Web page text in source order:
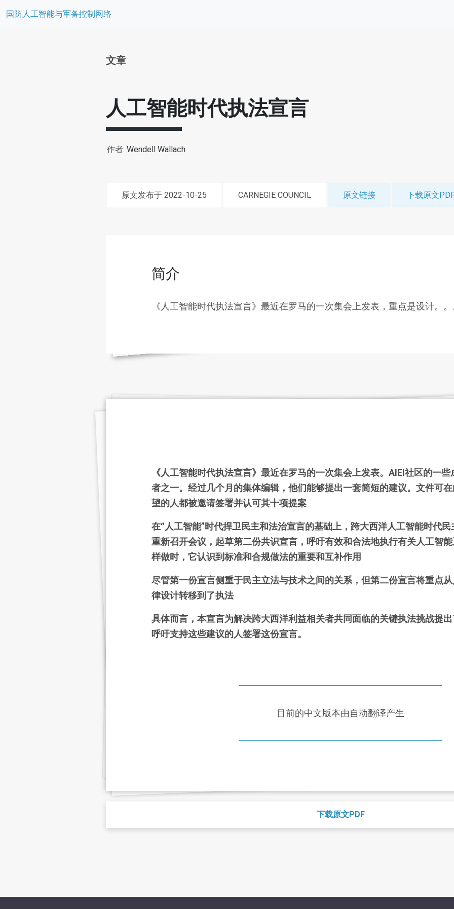
国防人工智能与军备控制网络
文章
人工智能时代执法宣言
作者: Wendell Wallach
原文发布于 2022-10-25 CARNEGIE COUNCIL 原文链接 下载原文
简介
《人工智能时代执法宣言》最近在罗马的一次集会上发表，重点是设计。
《人工智能时代执法宣言》最近在罗马的一次集会上发表。AIEI社区的一
者之一。经过几个月的集体编辑，他们能够提出一套简短的建议。文件可
望的人都被邀请签署并认可其十项提案
在“人工智能”时代捍卫民主和法治宣言的基础上，跨大西洋人工智能时代
重新召开会议，起草第二份共识宣言，呼吁有效和合法地执行有关人工智
样做时，它认识到标准和合规做法的重要和互补作用
尽管第一份宣言侧重于民主立法与技术之间的关系，但第二份宣言将重点
律设计转移到了执法
具体而言，本宣言为解决跨大西洋利益相关者共同面临的关键执法挑战提
呼吁支持这些建议的人签署这份宣言。
目前的中文版本由自动翻译产生
下载原文PDF